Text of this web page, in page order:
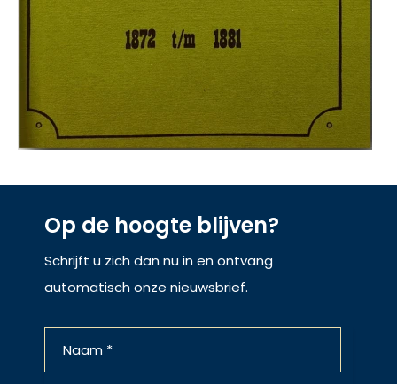
Op de hoogte blijven?
Schrijft u zich dan nu in en ontvang
automatisch onze nieuwsbrief.